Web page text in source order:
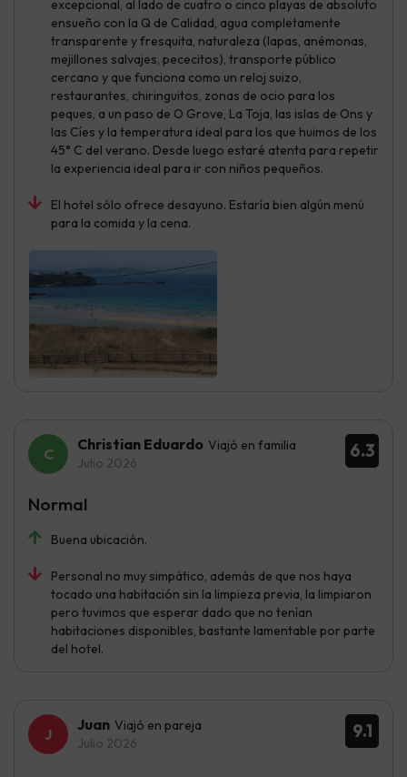
excepcional, al lado de cuatro o cinco playas de absoluto
ensueño con la Q de Calidad, agua completamente
transparente y fresquita, naturaleza (lapas, anémonas,
mejillones salvajes, pececitos), transporte público
cercano y que funciona como un reloj suizo,
restaurantes, chiringuitos, zonas de ocio para los
peques, a un paso de O Grove, La Toja, las islas de Ons y
las Cíes y la temperatura ideal para los que huimos de los
45° C del verano. Desde luego estaré atenta para repetir
la experiencia ideal para ir con niños pequeños.
El hotel sólo ofrece desayuno. Estaría bien algún menú
para la comida y la cena.
6.3
Christian Eduardo Viajó en familia
Julio 2026
Buena ubicación.
Personal no muy simpático, además de que nos haya
tocado una habitación sin la limpieza previa, la limpiaron
pero tuvimos que esperar dado que no tenían
habitaciones disponibles, bastante lamentable por parte
del hotel.
Normal
9.1
Juan Viajó en pareja
Julio 2026